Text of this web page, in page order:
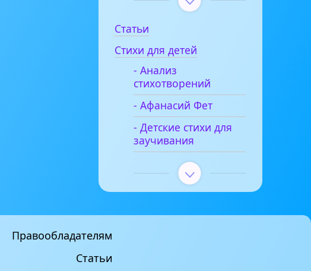
Статьи
Стихи для детей
- Анализ
стихотворений
- Афанасий Фет
- Детские стихи для
заучивания
Правообладателям
Статьи